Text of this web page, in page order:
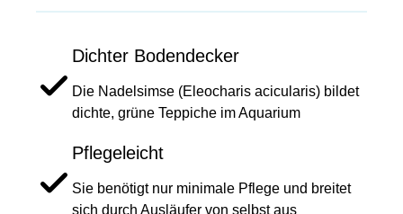
Dichter Bodendecker
Die Nadelsimse (Eleocharis acicularis) bildet
dichte, grüne Teppiche im Aquarium
Pflegeleicht
Sie benötigt nur minimale Pflege und breitet
sich durch Ausläufer von selbst aus